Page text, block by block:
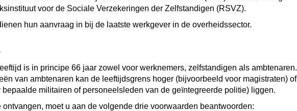
voor de Sociale Verzekeringen der Zelfstandigen (RSVZ).
hun aanvraag in bij de laatste werkgever in de overheidssector.
is in principe 66 jaar zowel voor werknemers, zelfstandigen als ambtenaren.
van ambtenaren kan de leeftijdsgrens hoger (bijvoorbeeld voor magistraten) of
bepaalde militairen of personeelsleden van de geïntegreerde politie) liggen.
ontvangen, moet u aan de volgende drie voorwaarden beantwoorden: